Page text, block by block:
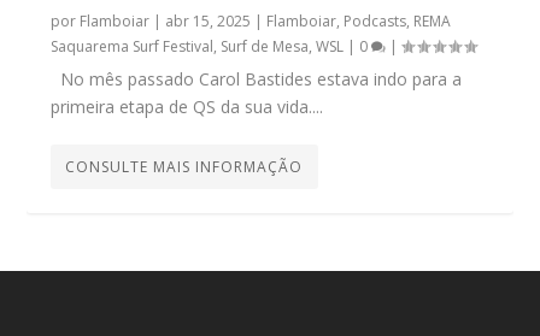
por Flamboiar | abr 15, 2025 | Flamboiar, Podcasts, REMA
Saquarema Surf Festival, Surf de Mesa,WSL | 0 |
No mês passado Carol Bastides estava indo para a
primeira etapa de QS da sua vida....
CONSULTE MAIS INFORMAÇÃO